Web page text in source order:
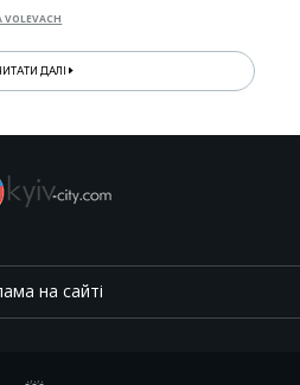
ДАЛІ
на сайті
.,.,.